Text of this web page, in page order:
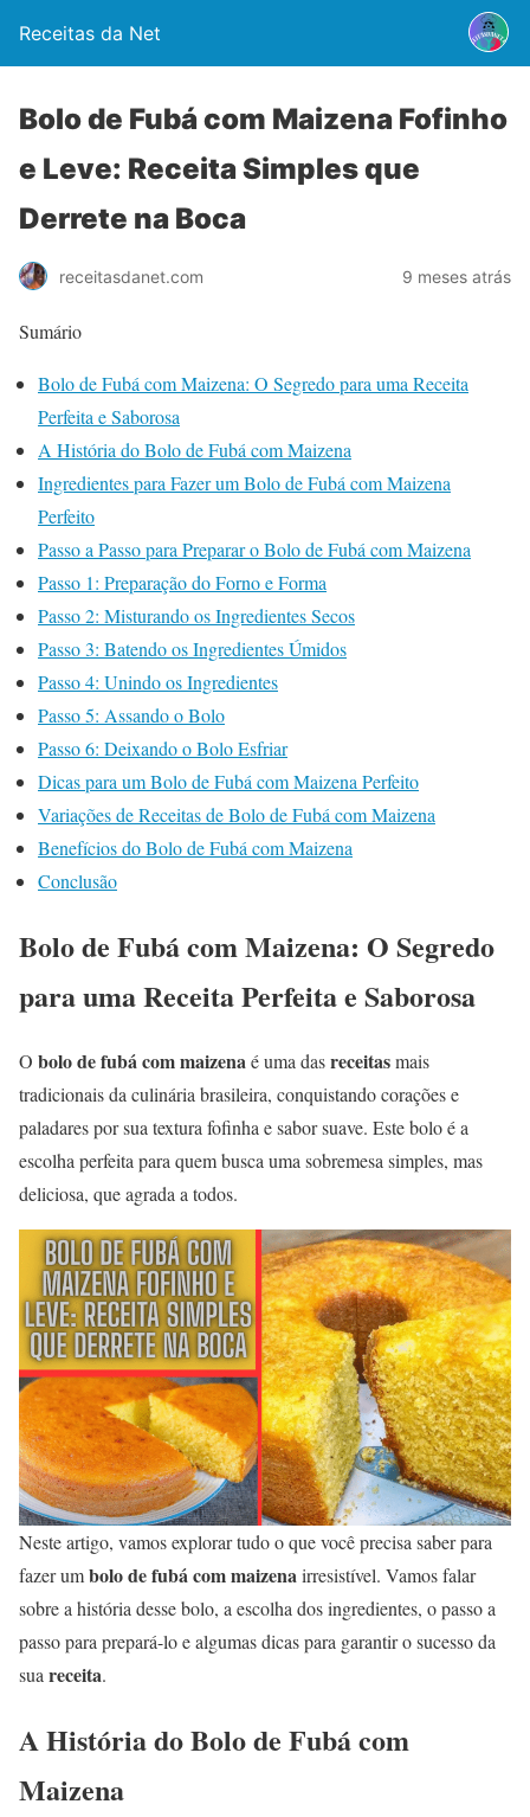
Receitas da Net
Bolo de Fubá com Maizena Fofinho
e Leve: Receita Simples que
Derrete na Boca
receitasdanet.com 9 meses atrás
Sumário
Bolo de Fubá com Maizena: O Segredo para uma Receita
Perfeita e Saborosa
A História do Bolo de Fubá com Maizena
Ingredientes para Fazer um Bolo de Fubá com Maizena
Perfeito
Passo a Passo para Preparar o Bolo de Fubá com Maizena
Passo 1: Preparação do Forno e Forma
Passo 2: Misturando os Ingredientes Secos
Passo 3: Batendo os Ingredientes Úmidos
Passo 4: Unindo os Ingredientes
Passo 5: Assando o Bolo
Passo 6: Deixando o Bolo Esfriar
Dicas para um Bolo de Fubá com Maizena Perfeito
Variações de Receitas de Bolo de Fubá com Maizena
Benefícios do Bolo de Fubá com Maizena
Conclusão
Bolo de Fubá com Maizena: O Segredo
para uma Receita Perfeita e Saborosa
O bolo de fubá com maizenaé uma dasreceitasmais
tradicionais da culinária brasileira, conquistando corações e
paladares por sua textura fofinha e sabor suave. Este bolo é a
escolha perfeita para quem busca uma sobremesa simples, mas
deliciosa, que agrada a todos.
Neste artigo, vamos explorar tudo o que você precisa saber para
fazer umbolo de fubá com maizenairresistível. Vamos falar
sobre a história desse bolo, a escolha dos ingredientes, o passo a
passo para prepará-lo e algumas dicas para garantir o sucesso da
sua receita.
A História do Bolo de Fubá com
Maizena